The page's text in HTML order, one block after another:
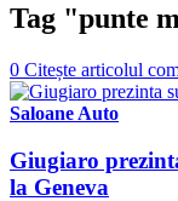
Tag "punte
0 Citește articolul
Saloane Auto
Giugiaro
la Geneva